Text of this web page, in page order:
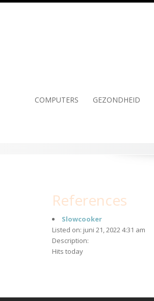
COMPUTERS GEZONDHEID
References
Slowcooker
Listed on: juni 21, 2022 4:31 am
Description:
Hits today